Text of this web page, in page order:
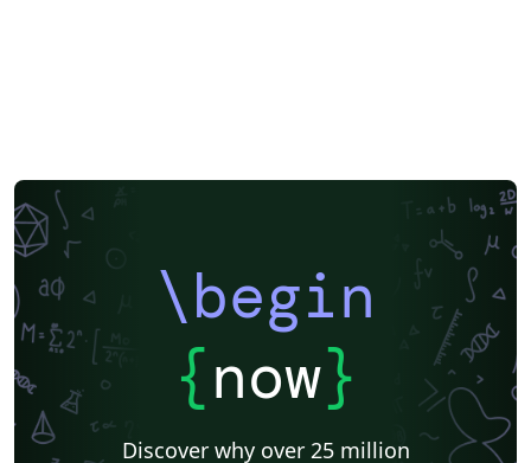
\begin
{now}
Discover why over 25 million